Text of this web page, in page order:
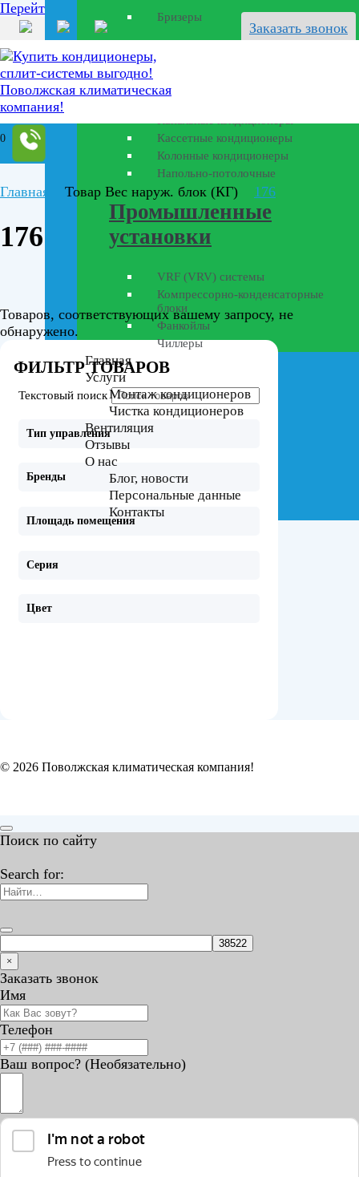
Перейти к содержанию
Заказать звонок
0
Бризеры
Полупромышленные
кондиционеры
Кассетные кондиционеры
Колонные кондиционеры
Напольно-потолочные
Промышленные
установки
VRF (VRV) системы
Компрессорно-конденсаторные
блоки
Фанкойлы
Чиллеры
Главная
Услуги
Монтаж кондиционеров
Чистка кондиционеров
Вентиляция
Отзывы
О нас
Блог, новости
Персональные данные
Контакты
Главная Товар Вес наруж. блок (КГ) 176
176
Товаров, соответствующих вашему запросу, не
обнаружено.
ФИЛЬТР ТОВАРОВ
Текстовый поиск
Тип управления
Бренды
Площадь помещения
Серия
Цвет
© 2026 Поволжская климатическая компания!
Поиск по сайту
Search for:
×
Заказать звонок
Имя
Телефон
Ваш вопрос? (Необязательно)